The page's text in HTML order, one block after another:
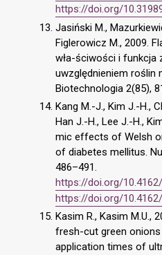
https://doi.org/
Jasiński M.,
Figlerowicz M., 2009.
wła-ściwości i funkcja
uwzględnieniem roślin
Biotechnologia 2(85),
Kang M.-J., Kim J.-H.,
Han J.-H., Lee J.-H.,
mic effects of Welsh
of diabetes mellitus.
486–491.
https://doi.org/
https://doi.org/
Kasim R., Kasim M.U.,
fresh-cut green
application times of